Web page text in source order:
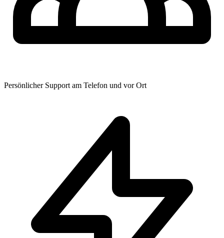
Persönlicher Support am Telefon und vor Ort